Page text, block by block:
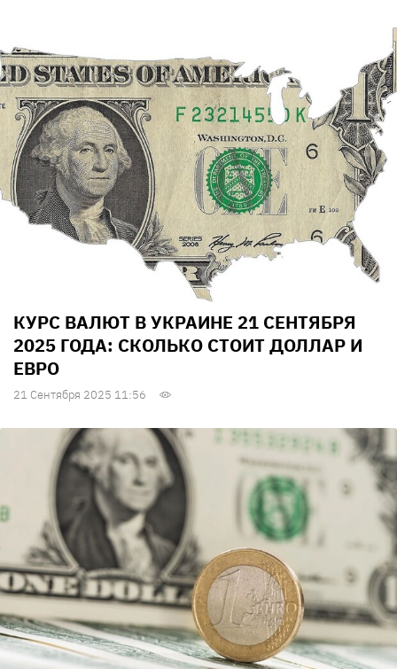
КУРС ВАЛЮТ В УКРАИНЕ 21 СЕНТЯБРЯ
2025 ГОДА: СКОЛЬКО СТОИТ ДОЛЛАР И
ЕВРО
21 Сентября 2025 11:56